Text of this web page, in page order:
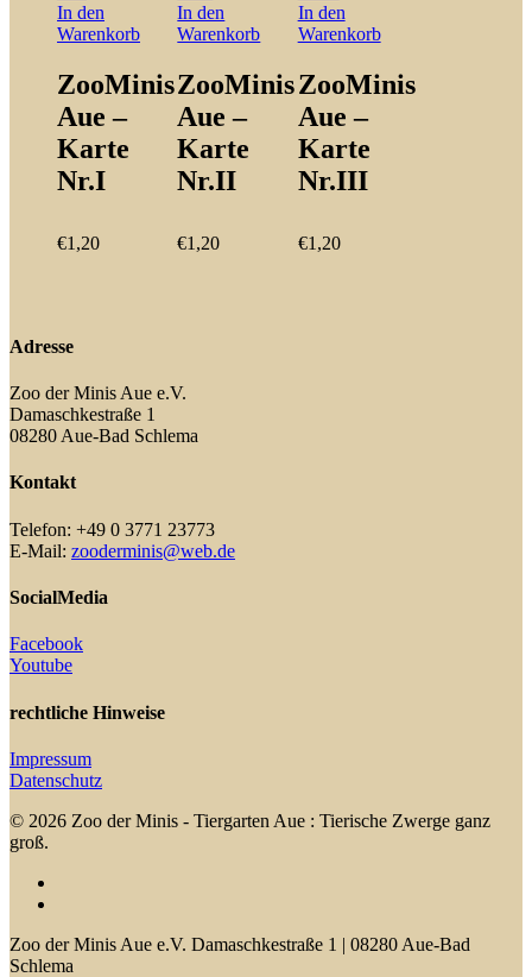
In den
Warenkorb
ZooMinis
Aue –
Karte
Nr.I
€1,20
In den
Warenkorb
ZooMinis
Aue –
Karte
Nr.II
€1,20
In den
Warenkorb
ZooMinis
Aue –
Karte
Nr.III
€1,20
Adresse
Zoo der Minis Aue e.V.
Damaschkestraße 1
08280 Aue-Bad Schlema
Kontakt
Telefon: +49 0 3771 23773
E-Mail: zooderminis@web.de
SocialMedia
Facebook
Youtube
rechtliche Hinweise
Impressum
Datenschutz
© 2026 Zoo der Minis - Tiergarten Aue : Tierische Zwerge ganz
groß.
Close
Menu
Zoo der Minis Aue e.V. Damaschkestraße 1 | 08280 Aue-Bad
Schlema